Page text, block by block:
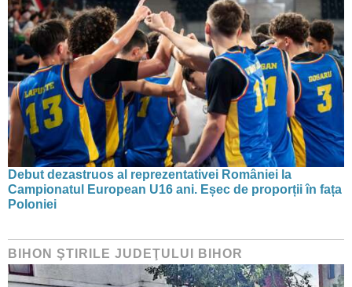
Debut dezastruos al reprezentativei României la
Campionatul European U16 ani. Eșec de proporții în fața
Poloniei
BIHON ŞTIRILE JUDEŢULUI BIHOR